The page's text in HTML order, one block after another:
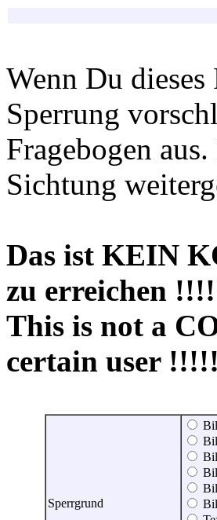
Wenn Du
Sperrung
Fragebogen
Sichtung
Das ist KEIN
zu erreichen
This is not a
certain user !!!!!
Sperrgrund